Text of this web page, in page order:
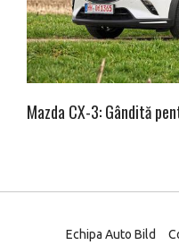
Mazda CX-3: Gândită
Echipa Auto Bild